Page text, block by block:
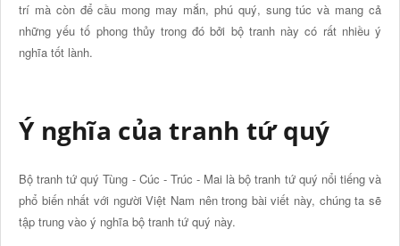
trí mà còn để cầu mong may mắn, phú quý, sung túc và mang cả
những yếu tố phong thủy trong đó bởi bộ tranh này có rất nhiều ý
nghĩa tốt lành.
Ý nghĩa của tranh tứ quý
Bộ tranh tứ quý Tùng - Cúc - Trúc - Mai là bộ tranh tứ quý nổi tiếng và
phổ biến nhất với người Việt Nam nên trong bài viết này, chúng ta sẽ
tập trung vào ý nghĩa bộ tranh tứ quý này.